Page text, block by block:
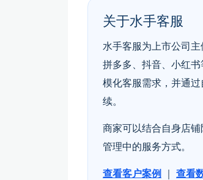
关于水手客服
水手客服为上市公司
拼多多、抖音、小红
模化客服需求，并通
续。
商家可以结合自身店
管理中的服务方式。
查看客户案例 ｜ 查看